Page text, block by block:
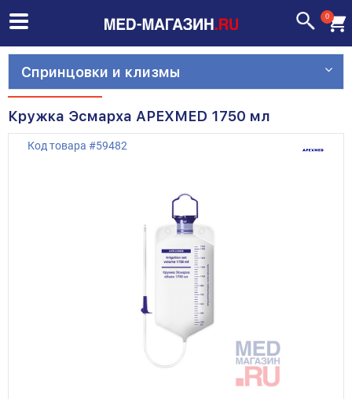
0
Спринцовки и клизмы
Кружка Эсмарха APEXMED 1750 мл
Код товара #59482